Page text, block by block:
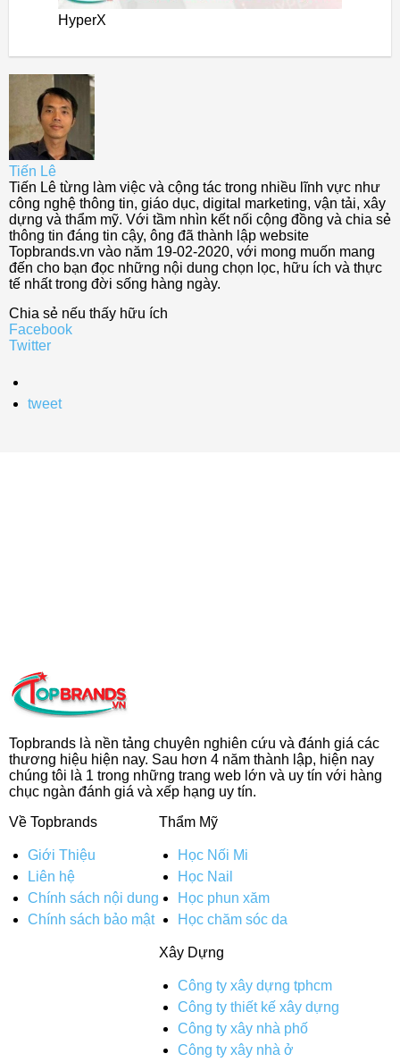
HyperX
Tiến Lê
Tiến Lê từng làm việc và cộng tác trong nhiều lĩnh vực như
công nghệ thông tin, giáo dục, digital marketing, vận tải, xây
dựng và thẩm mỹ. Với tầm nhìn kết nối cộng đồng và chia sẻ
thông tin đáng tin cậy, ông đã thành lập website
Topbrands.vn vào năm 19-02-2020, với mong muốn mang
đến cho bạn đọc những nội dung chọn lọc, hữu ích và thực
tế nhất trong đời sống hàng ngày.
Chia sẻ nếu thấy hữu ích
Facebook
Twitter
tweet
Topbrands là nền tảng chuyên nghiên cứu và đánh giá các
thương hiệu hiện nay. Sau hơn 4 năm thành lập, hiện nay
chúng tôi là 1 trong những trang web lớn và uy tín với hàng
chục ngàn đánh giá và xếp hạng uy tín.
Về Topbrands
Giới Thiệu
Liên hệ
Chính sách nội dung
Chính sách bảo mật
Thẩm Mỹ
Học Nối Mi
Học Nail
Học phun xăm
Học chăm sóc da
Xây Dựng
Công ty xây dựng tphcm
Công ty thiết kế xây dựng
Công ty xây nhà phố
Công ty xây nhà ở